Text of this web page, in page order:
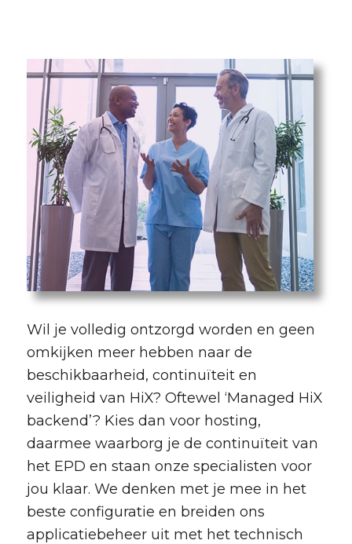
Wil je volledig ontzorgd worden en geen
omkijken meer hebben naar de
beschikbaarheid, continuïteit en
veiligheid van HiX? Oftewel ‘Managed HiX
backend’? Kies dan voor hosting,
daarmee waarborg je de continuïteit van
het EPD en staan onze specialisten voor
jou klaar. We denken met je mee in het
beste configuratie en breiden ons
applicatiebeheer uit met het technisch